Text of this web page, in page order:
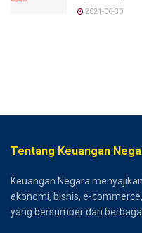
2021-06-30
Tentang Keuangan
Keuangan Negara
ekonomi, bisnis, e-
yang bersumber dari